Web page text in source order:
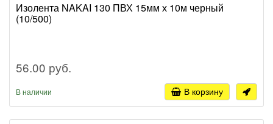
Изолента NAKAI 130 ПВХ 15мм х 10м черный
(10/500)
56.00 руб.
В наличии В корзину